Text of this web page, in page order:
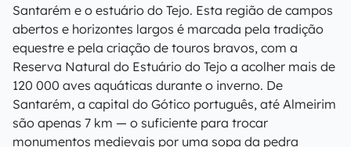
Santarém e o estuário do Tejo. Esta região de campos
abertos e horizontes largos é marcada pela tradição
equestre e pela criação de touros bravos, com a
Reserva Natural do Estuário do Tejo a acolher mais de
120 000 aves aquáticas durante o inverno. De
Santarém, a capital do Gótico português, até Almeirim
são apenas 7 km — o suficiente para trocar
monumentos medievais por uma sopa da pedra